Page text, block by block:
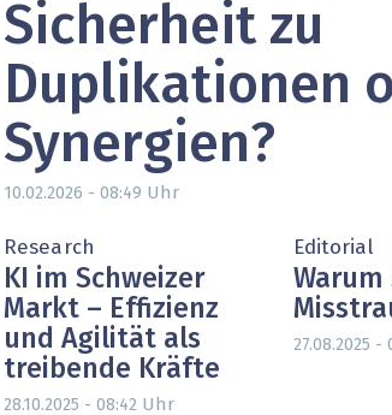
Sicherheit zu
Duplikationen
Synergien?
10.02.2026 - 08:49 Uhr
Research
KI im Schweizer
Markt – Effizienz
und Agilität als
treibende Kräfte
28.10.2025 - 08:42 Uhr
Editorial
Warum
27.08.2025 -